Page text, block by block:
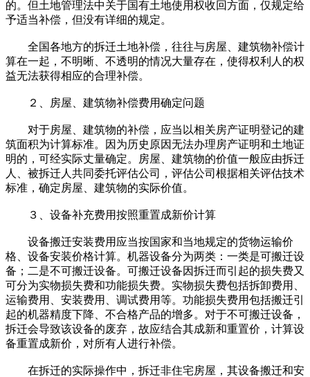
的。但土地管理法中关于国有土地使用权收回方面，仅规定给
予适当补偿，但没有详细的规定。
全国各地方的拆迁土地补偿，往往与房屋、建筑物补偿计
算在一起，不明晰、不透明的情况大量存在，使得权利人的权
益无法获得相应的合理补偿。
２、房屋、建筑物补偿费用确定问题
对于房屋、建筑物的补偿，应当以相关房产证明登记的建
筑面积为计算标准。因为历史原因无法办理房产证明和土地证
明的，可经实际丈量确定。房屋、建筑物的价值一般应由拆迁
人、被拆迁人共同委托评估公司，评估公司根据相关评估技术
标准，确定房屋、建筑物的实际价值。
３、设备补充费用按照重置成新价计算
设备搬迁安装费用应当按国家和当地规定的货物运输价
格、设备安装价格计算。机器设备分为两类：一类是可搬迁设
备；二是不可搬迁设备。可搬迁设备因拆迁而引起的损失费又
可分为实物损失费和功能损失费。实物损失费包括拆卸费用、
运输费用、安装费用、调试费用等。功能损失费用包括搬迁引
起的机器精度下降、不合格产品的增多。对于不可搬迁设备，
拆迁会导致该设备的废弃，故应结合其成新和重置价，计算设
备重置成新价，对所有人进行补偿。
在拆迁的实际操作中，拆迁非住宅房屋，其设备搬迁和安